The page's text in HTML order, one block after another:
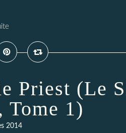
Priest (Le
Tome 1)
2014